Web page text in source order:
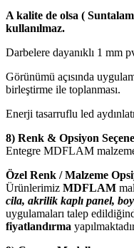
A kalite de olsa (
kullanılmaz.
Darbelere dayanıklı 1 mm
Görünümü açısında
birleştirme ile toplanması.
Enerji tasarruflu led
8) Renk & Opsiyon
Entegre MDFLAM
Özel Renk / Malzeme
Ürünlerimiz MDFLAM
cila, akrilik kaplı panel,
uygulamaları talep
fiyatlandırma